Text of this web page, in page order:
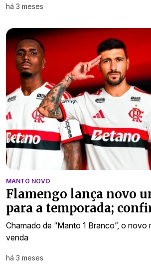
há 3 meses
MANTO NOVO
Flamengo lança novo
para a temporada;
Chamado de “Manto 1 Branco”, o novo
venda
há 3 meses